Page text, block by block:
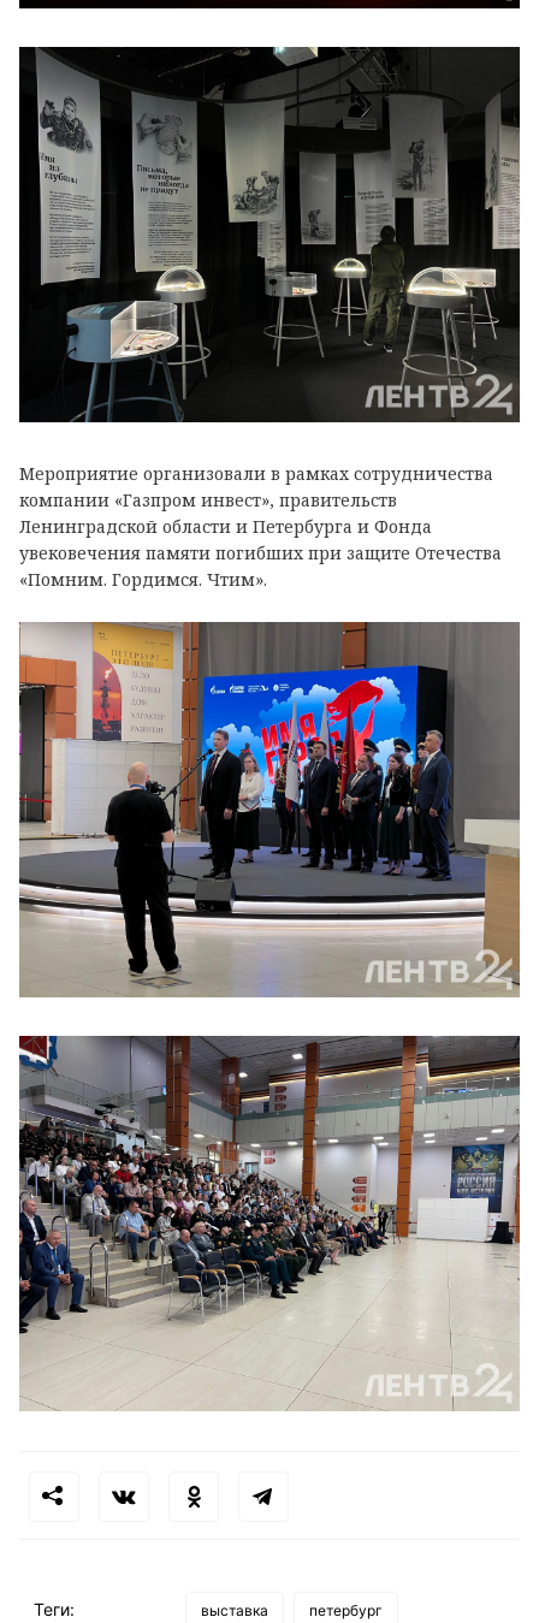
Мероприятие организовали в рамках сотрудничества
компании «Газпром инвест», правительств
Ленинградской области и Петербурга и Фонда
увековечения памяти погибших при защите Отечества
«Помним. Гордимся. Чтим».
Теги: выставка петербург